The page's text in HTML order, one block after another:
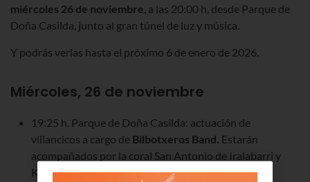
miércoles 26 de noviembre, a las 20:00 h, desde Parque de
Doña Casilda, junto al gran túnel de luz y música.
Y podrás verlas hasta el próximo 6 de enero de 2026.
Miércoles, 26 de noviembre
19:25 h. Parque de Doña Casilda: actuación de
villancicos a cargo de Bilbotxeros Band. Estarán
acompañados por la coral San Antonio de Iralabarri y
Kodaly Bilbao Musika Eskola.